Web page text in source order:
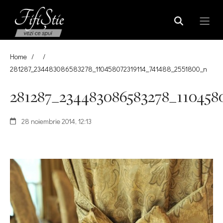
Home /
/
281287_234483086583278_110458072319114_741488_2551800_n
28 noiembrie 2014, 12:13